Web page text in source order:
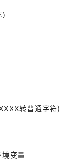
转普通字符)
境变量